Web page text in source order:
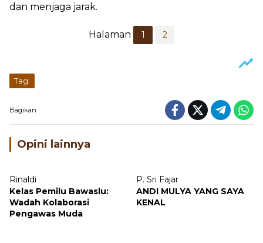
dan menjaga jarak.
Halaman 1 2
Tag:
Bagikan
Opini lainnya
Rinaldi
Kelas Pemilu Bawaslu:
Wadah Kolaborasi
Pengawas Muda
P. Sri Fajar
ANDI MULYA YANG SAYA
KENAL